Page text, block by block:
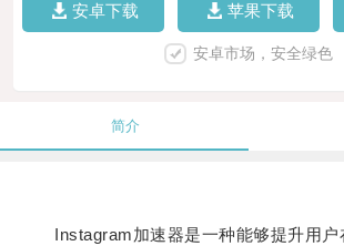
安卓下载 苹果下载
安卓市场，安全绿色
简介
Instagram加速器是一种能够提升用户